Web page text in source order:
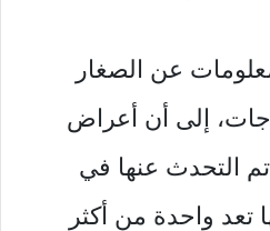
عن الصغار
إلى أن أعراض
التحدث عنها في
تعد واحدة من أكثر